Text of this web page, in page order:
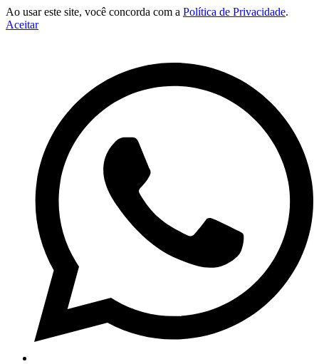
Ao usar este site, você concorda com a Política de Privacidade.
Aceitar